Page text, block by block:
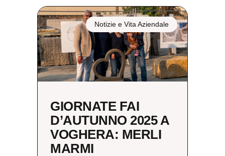
Notizie e Vita Aziendale
GIORNATE FAI
D’AUTUNNO 2025 A
VOGHERA: MERLI
MARMI